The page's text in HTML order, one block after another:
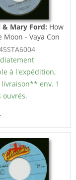
& Mary Ford: How
Moon - Vaya Con
45rpm)
à l'expédition,
livraison** env. 1
ouvrés.